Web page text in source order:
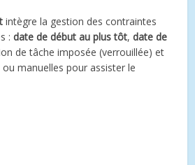
intègre la gestion des contraintes
:date de début au plus tôt,date de
de tâche imposée (verrouillée) et
ou manuelles pour assister le